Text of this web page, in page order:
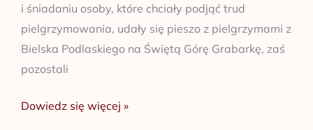
i śniadaniu osoby, które chciały podjąć trud
pielgrzymowania, udały się pieszo z pielgrzymami z
Bielska Podlaskiego na Świętą Górę Grabarkę, zaś
pozostali
Dowiedz się więcej »